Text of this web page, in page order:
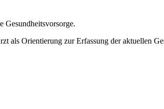
Gesundheitsvorsorge.
als Orientierung zur Erfassung der aktuellen